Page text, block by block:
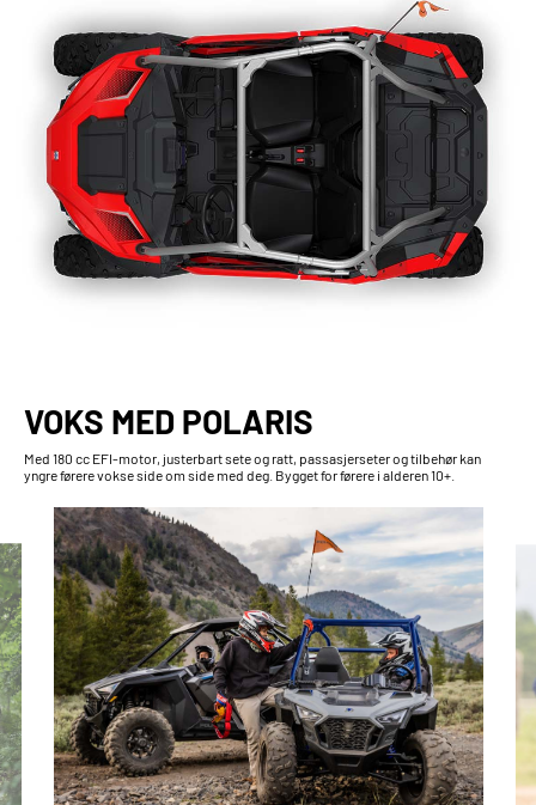
VOKS MED POLARIS
Med 180 cc EFI-motor, justerbart sete og ratt, passasjerseter og tilbehør kan
yngre førere vokse side om side med deg. Bygget for førere i alderen 10+.